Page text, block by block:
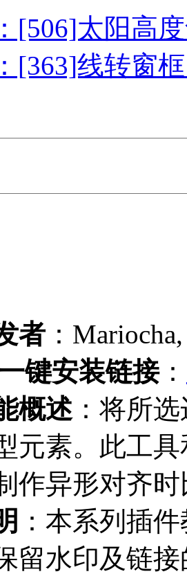
[506]太阳高度
[363]线转窗
者 ：
键安装链接：
概述 ：将所
元素。此工
作异形对齐
：本系列插
留水印及链